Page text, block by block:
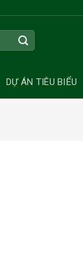
DỰ ÁN TIÊU BIỂU